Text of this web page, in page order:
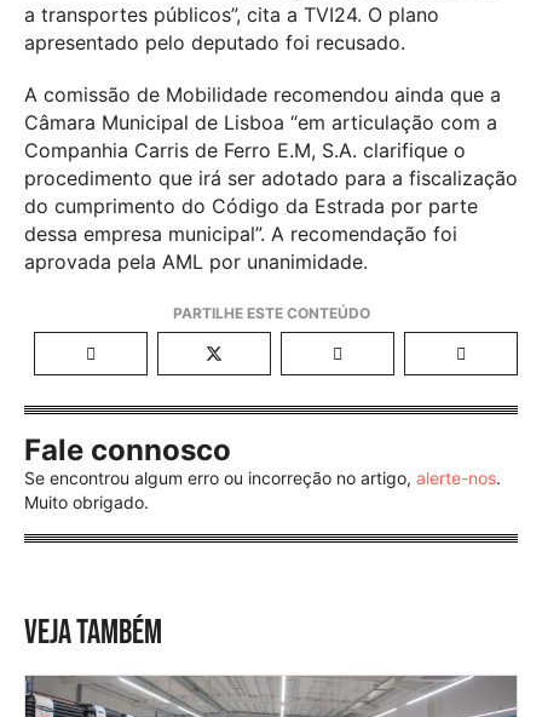
a transportes públicos”, cita a TVI24. O plano
apresentado pelo deputado foi recusado.
A comissão de Mobilidade recomendou ainda que a
Câmara Municipal de Lisboa “em articulação com a
Companhia Carris de Ferro E.M, S.A. clarifique o
procedimento que irá ser adotado para a fiscalização
do cumprimento do Código da Estrada por parte
dessa empresa municipal”. A recomendação foi
aprovada pela AML por unanimidade.
Fale connosco
Se encontrou algum erro ou incorreção no artigo, alerte-nos.
Muito obrigado.
VEJA TAMBÉM